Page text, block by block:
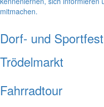
mitmachen.
Dorf- und
Trödelmarkt
Fahrradtour